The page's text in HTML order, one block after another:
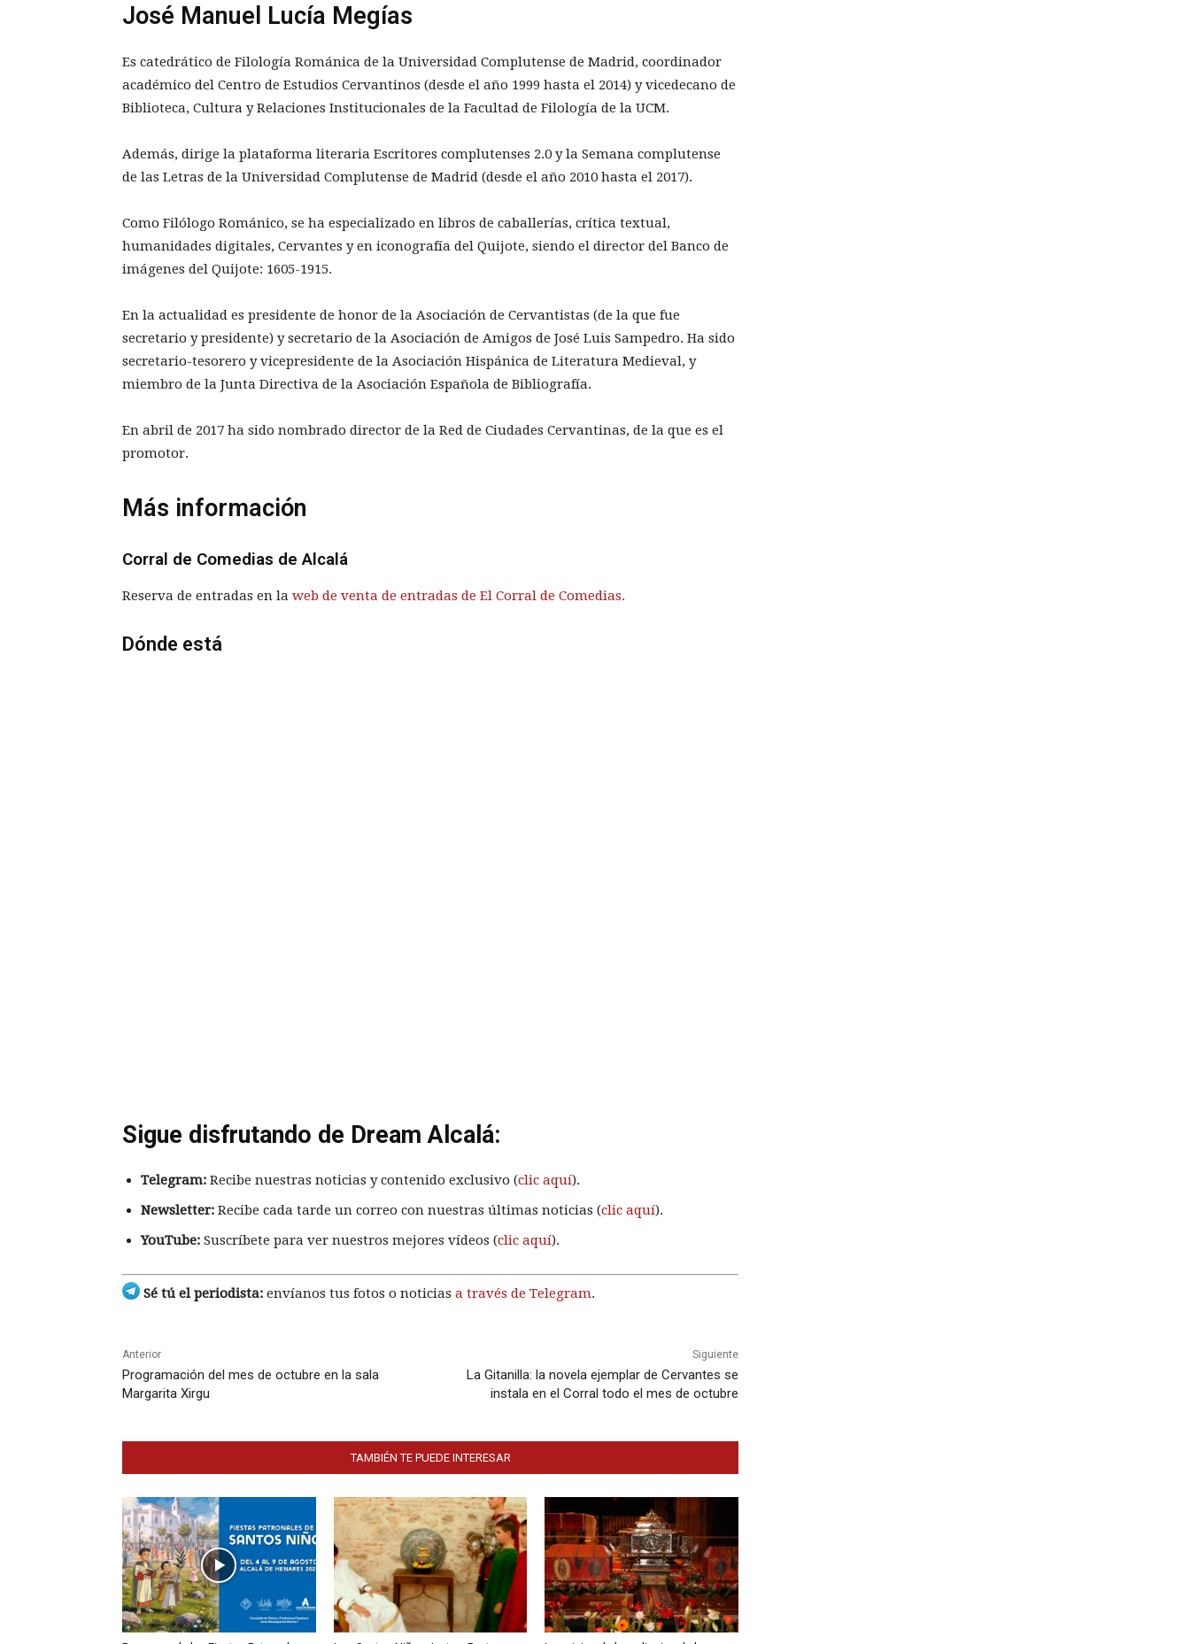
José Manuel Lucía Megías
Es catedrático de Filología Románica de la Universidad Complutense de Madrid, coordinador
académico del Centro de Estudios Cervantinos (desde el año 1999 hasta el 2014) y vicedecano de
Biblioteca, Cultura y Relaciones Institucionales de la Facultad de Filología de la UCM.
Además, dirige la plataforma literaria Escritores complutenses 2.0 y la Semana complutense
de las Letras de la Universidad Complutense de Madrid (desde el año 2010 hasta el 2017).
Como Filólogo Románico, se ha especializado en libros de caballerías, crítica textual,
humanidades digitales, Cervantes y en iconografía del Quijote, siendo el director del Banco de
imágenes del Quijote: 1605-1915.
En la actualidad es presidente de honor de la Asociación de Cervantistas (de la que fue
secretario y presidente) y secretario de la Asociación de Amigos de José Luis Sampedro. Ha sido
secretario-tesorero y vicepresidente de la Asociación Hispánica de Literatura Medieval, y
miembro de la Junta Directiva de la Asociación Española de Bibliografía.
En abril de 2017 ha sido nombrado director de la Red de Ciudades Cervantinas, de la que es el
promotor.
Más información
Corral de Comedias de Alcalá
Reserva de entradas en la web de venta de entradas de El Corral de Comedias.
Dónde está
Sigue disfrutando de Dream Alcalá:
Telegram: Recibe nuestras noticias y contenido exclusivo (clic aquí).
Newsletter: Recibe cada tarde un correo con nuestras últimas noticias (clic aquí).
YouTube: Suscríbete para ver nuestros mejores vídeos (clic aquí).
Sé tú el periodista: envíanos tus fotos o noticias a través de Telegram.
Anterior
Programación del mes de octubre en la sala
Margarita Xirgu
Siguiente
La Gitanilla: la novela ejemplar de Cervantes se
instala en el Corral todo el mes de octubre
TAMBIÉN TE PUEDE INTERESAR